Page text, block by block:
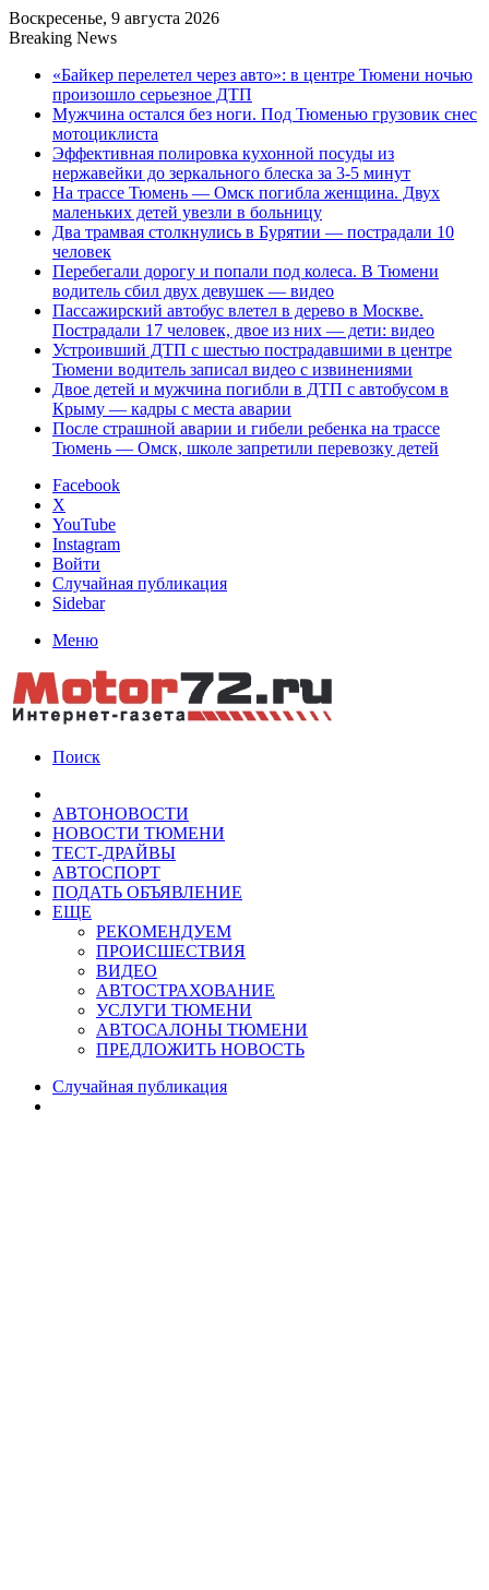
Воскресенье, 9 августа 2026
Breaking News
«Байкер перелетел через авто»: в центре Тюмени ночью
произошло серьезное ДТП
Мужчина остался без ноги. Под Тюменью грузовик снес
мотоциклиста
Эффективная полировка кухонной посуды из
нержавейки до зеркального блеска за 3-5 минут
На трассе Тюмень — Омск погибла женщина. Двух
маленьких детей увезли в больницу
Два трамвая столкнулись в Бурятии — пострадали 10
человек
Перебегали дорогу и попали под колеса. В Тюмени
водитель сбил двух девушек — видео
Пассажирский автобус влетел в дерево в Москве.
Пострадали 17 человек, двое из них — дети: видео
Устроивший ДТП с шестью пострадавшими в центре
Тюмени водитель записал видео с извинениями
Двое детей и мужчина погибли в ДТП с автобусом в
Крыму — кадры с места аварии
После страшной аварии и гибели ребенка на трассе
Тюмень — Омск, школе запретили перевозку детей
Facebook
X
YouTube
Instagram
Войти
Случайная публикация
Sidebar
Меню
Поиск
АВТОНОВОСТИ
НОВОСТИ ТЮМЕНИ
ТЕСТ-ДРАЙВЫ
АВТОСПОРТ
ПОДАТЬ ОБЪЯВЛЕНИЕ
ЕЩЕ
РЕКОМЕНДУЕМ
ПРОИСШЕСТВИЯ
ВИДЕО
АВТОСТРАХОВАНИЕ
УСЛУГИ ТЮМЕНИ
АВТОСАЛОНЫ ТЮМЕНИ
ПРЕДЛОЖИТЬ НОВОСТЬ
Случайная публикация